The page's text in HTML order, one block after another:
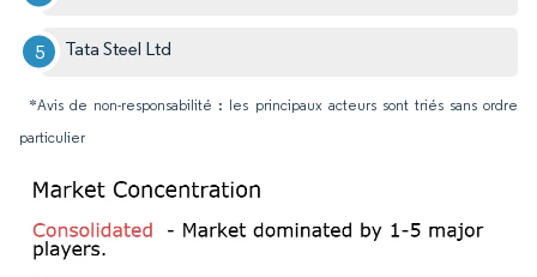
Tata Steel Ltd
*Avis de non-responsabilité : les principaux acteurs sont triés sans ordre
particulier